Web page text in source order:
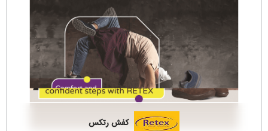
کفش رتکس